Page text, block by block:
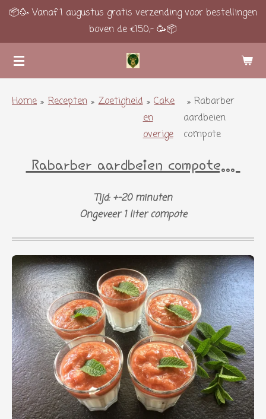
Ga
de
hoofdinhoud
📦🥳 Vanaf 1 augustus gratis verzending voor bestellingen
boven de €150,- 🥳📦
Home » Recepten » Zoetigheid » Cake
en
overige
» Rabarber
aardbeien
compote
Rabarber aardbeien compote...
Tijd: +-20 minuten
Ongeveer 1 liter compote